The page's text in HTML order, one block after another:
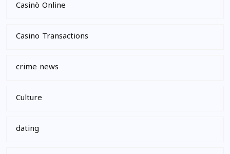
Casinò Online
Casino Transactions
crime news
Culture
dating